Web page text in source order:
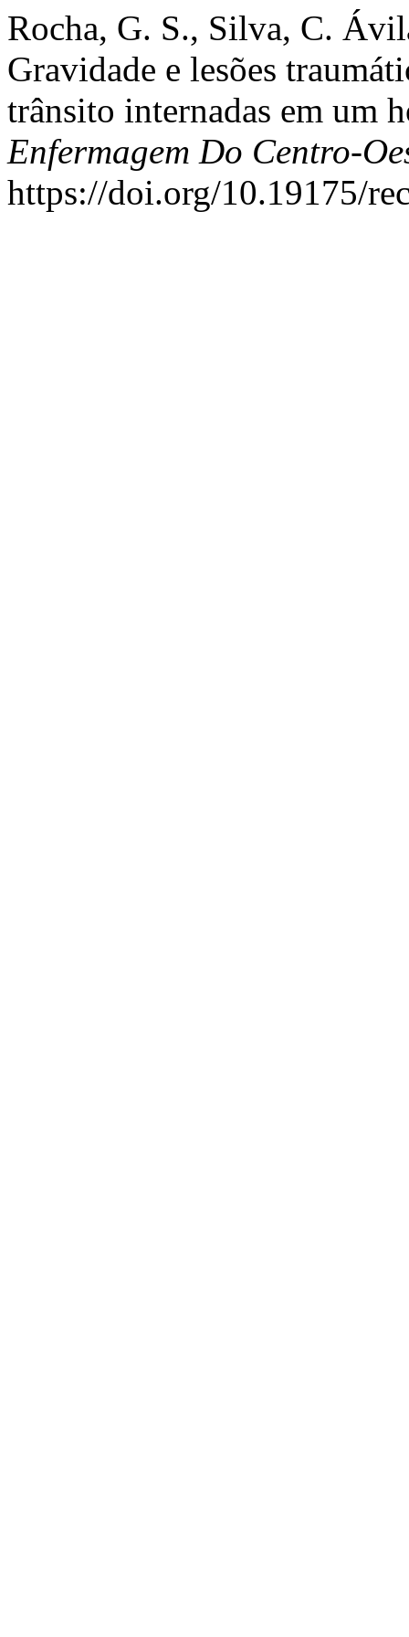
Rocha, G. S., Silva, C.
Gravidade e lesões
trânsito internadas em um
Enfermagem Do Centro-
https://doi.org/10.19175/